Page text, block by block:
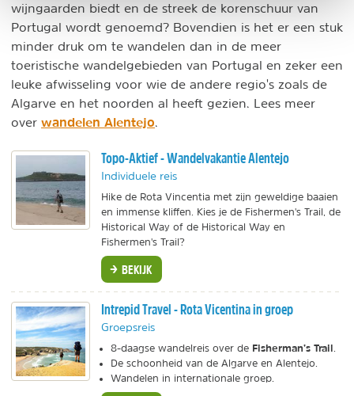
wijngaarden biedt en de streek de korenschuur van
Portugal wordt genoemd? Bovendien is het er een stuk
minder druk om te wandelen dan in de meer
toeristische wandelgebieden van Portugal en zeker een
leuke afwisseling voor wie de andere regio's zoals de
Algarve en het noorden al heeft gezien. Lees meer
over wandelen Alentejo
Topo-Aktief - Wandelvakantie Alentejo
Individuele reis
Hike de Rota Vincentia met zijn geweldige baaien
en immense kliffen. Kies je de Fishermen's Trail, de
Historical Way of de Historical Way en
Fishermen's Trail?
BEKIJK
Intrepid Travel - Rota Vicentina in groep
Groepsreis
8-daagse wandelreis over de Fisherman’s Trail
De schoonheid van de Algarve en Alentejo.
Wandelen in internationale groep.